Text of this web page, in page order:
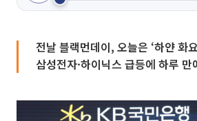
전날 블랙먼데이, 오늘은 ‘하얀 화
삼성전자·하이닉스 급등에 하루 만